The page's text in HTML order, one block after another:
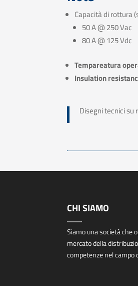
Capacità di rottura
50 A @ 250 Vac
80 A @ 125 Vdc
Tempareatura
Insulation
Disegni tecnici su
CHI SIAMO
Siamo una società che
mercato della
competenze nel